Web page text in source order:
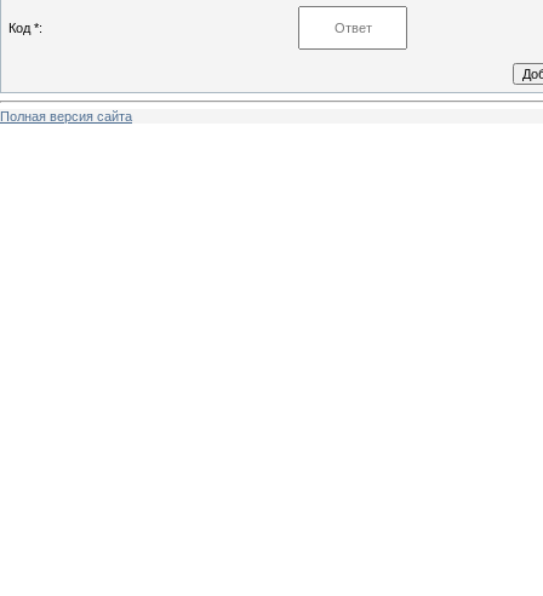
Код *:
Полная версия сайта